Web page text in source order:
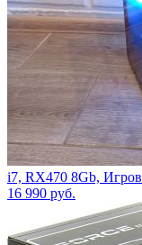
i7, RX470 8Gb,
16 990 руб.